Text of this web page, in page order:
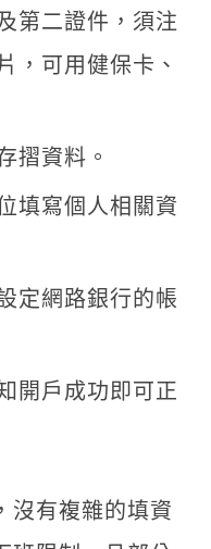
第二證件，須注
，可用健保卡、
摺資料。
填寫個人相關資
定網路銀行的帳
開戶成功即可正
沒有複雜的填資